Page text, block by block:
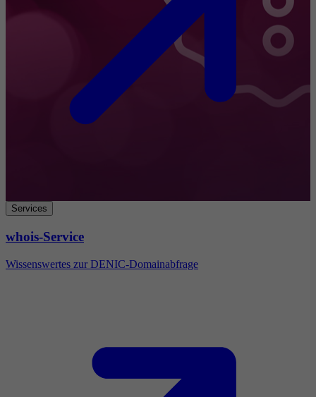
Services
whois-Service
Wissenswertes zur DENIC-Domainabfrage